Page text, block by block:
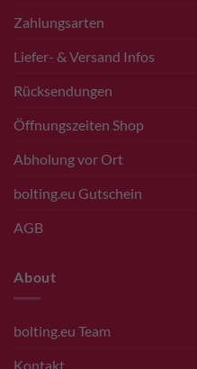
Zahlungsarten
Liefer- & Versand Infos
Rücksendungen
Öffnungszeiten Shop
Abholung vor Ort
bolting.eu Gutschein
AGB
About
bolting.eu Team
Kontakt